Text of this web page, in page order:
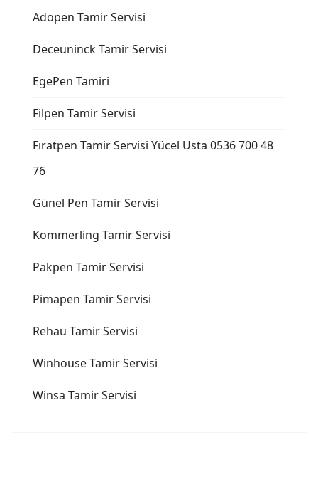
Adopen Tamir Servisi
Deceuninck Tamir Servisi
EgePen Tamiri
Filpen Tamir Servisi
Fıratpen Tamir Servisi Yücel Usta 0536 700 48
76
Günel Pen Tamir Servisi
Kommerling Tamir Servisi
Pakpen Tamir Servisi
Pimapen Tamir Servisi
Rehau Tamir Servisi
Winhouse Tamir Servisi
Winsa Tamir Servisi